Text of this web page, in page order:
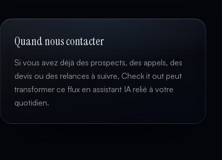
Quand nous contacter
Si vous avez déjà des prospects, des appels, des
devis ou des relances à suivre, Check it out peut
transformer ce flux en assistant IA relié à votre
quotidien.